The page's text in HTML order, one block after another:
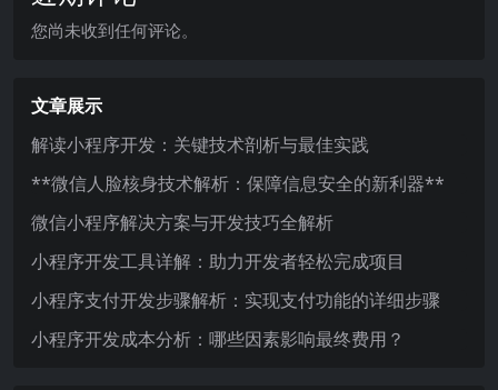
您尚未收到任何评论。
文章展示
解读小程序开发：关键技术剖析与最佳实践
**微信人脸核身技术解析：保障信息安全的新利器**
微信小程序解决方案与开发技巧全解析
小程序开发工具详解：助力开发者轻松完成项目
小程序支付开发步骤解析：实现支付功能的详细步骤
小程序开发成本分析：哪些因素影响最终费用？